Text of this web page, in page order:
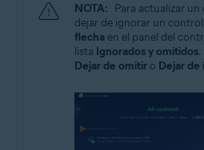
NOTA: Para actualizar
dejar de ignorar un
flecha en el panel del
lista Ignorados y omitidos
Dejar de omitir o Dejar de